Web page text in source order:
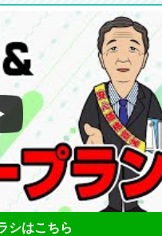
シはこちら